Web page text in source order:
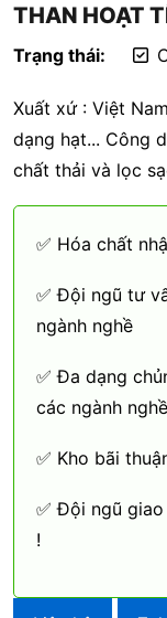
THAN HOẠT
Trạng thái:
Xuất xứ : Việt
dạng hạt... Công
chất thải và lọc
✅ Hóa chất
✅ Đội ngũ tư
ngành nghề
✅ Đa dạng
các ngành
✅ Kho bãi
✅ Đội ngũ
!